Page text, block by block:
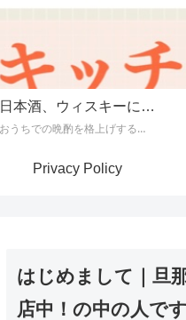
日本酒、ウィスキーに合う料理
おうちでの晩酌を格上げする「日本酒、ウィスキーに合う料理」の記録。 芳醇な日本酒やスモーキーなウィスキーにぴったりな、素材にこだわった一皿から手軽な一品まで幅広く紹介します。 「旦那キッチン」が提案する、お酒好きにはたまらない絶品ペアリングで、至福のひとときをどうぞ。
Privacy Policy
はじめまして｜旦
店中！の中の人です